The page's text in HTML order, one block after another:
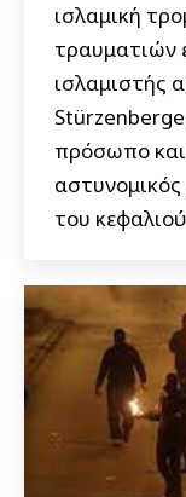
ισλαμική
τραυματιών
ισλαμιστής
πρόσωπο
του